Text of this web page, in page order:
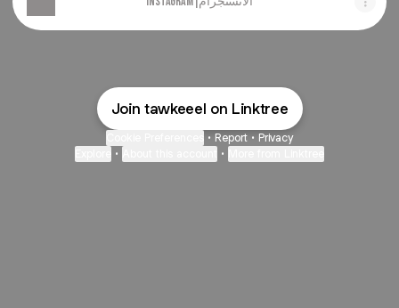
Join tawkeeel on Linktree
• Report • Privacy
• •